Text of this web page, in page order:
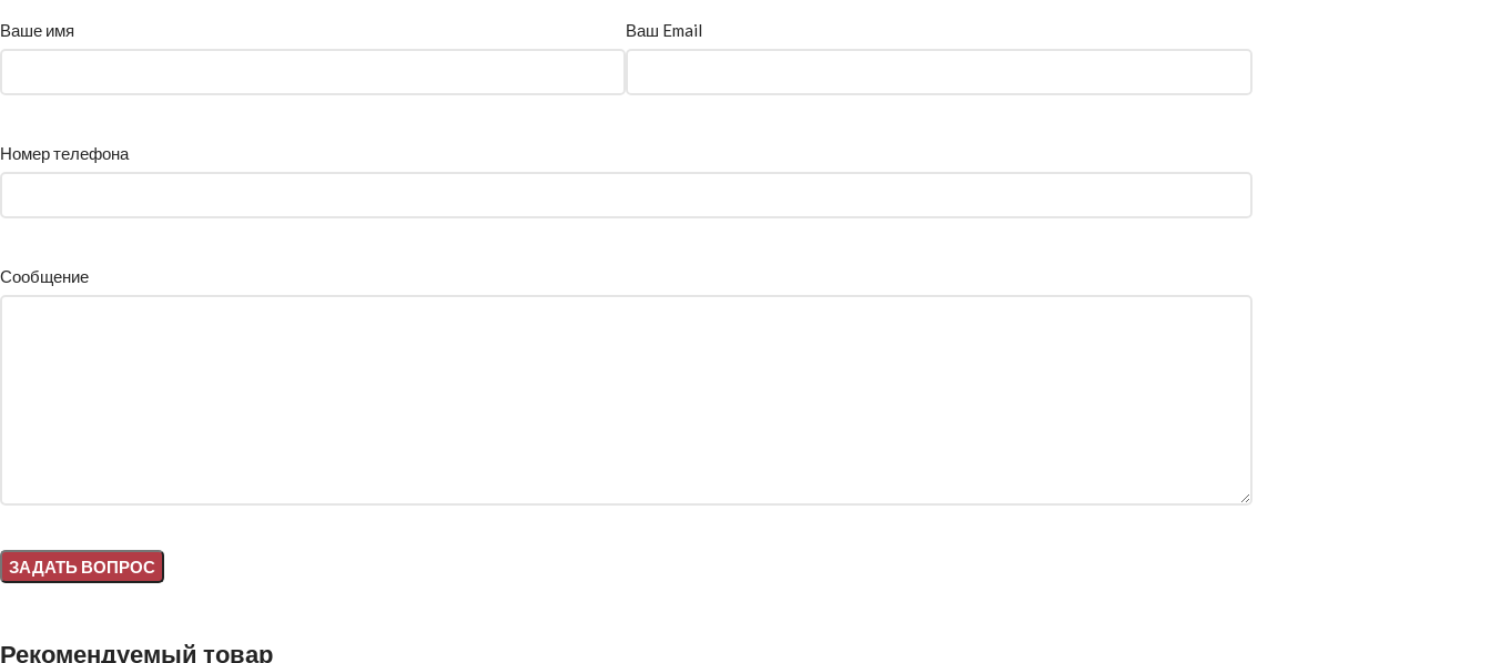
Ваше имя Ваш Email
Номер телефона
Сообщение
Рекомендуемый товар